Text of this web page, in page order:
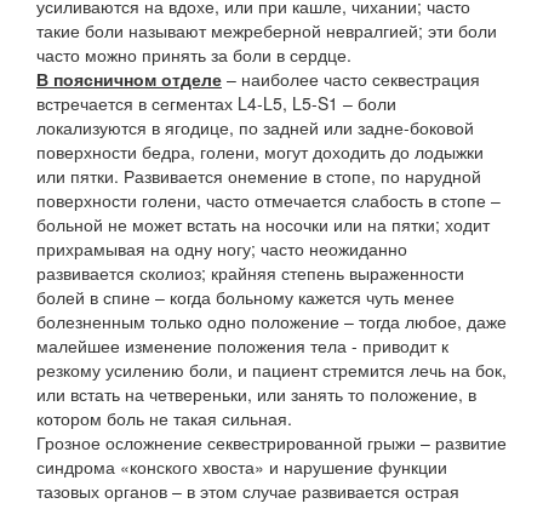
усиливаются на вдохе, или при кашле, чихании; часто
такие боли называют межреберной невралгией; эти боли
часто можно принять за боли в сердце.
В поясничном отделе – наиболее часто секвестрация
встречается в сегментах L4-L5, L5-S1 – боли
локализуются в ягодице, по задней или задне-боковой
поверхности бедра, голени, могут доходить до лодыжки
или пятки. Развивается онемение в стопе, по нарудной
поверхности голени, часто отмечается слабость в стопе –
больной не может встать на носочки или на пятки; ходит
прихрамывая на одну ногу; часто неожиданно
развивается сколиоз; крайняя степень выраженности
болей в спине – когда больному кажется чуть менее
болезненным только одно положение – тогда любое, даже
малейшее изменение положения тела - приводит к
резкому усилению боли, и пациент стремится лечь на бок,
или встать на четвереньки, или занять то положение, в
котором боль не такая сильная.
Грозное осложнение секвестрированной грыжи – развитие
синдрома «конского хвоста» и нарушение функции
тазовых органов – в этом случае развивается острая